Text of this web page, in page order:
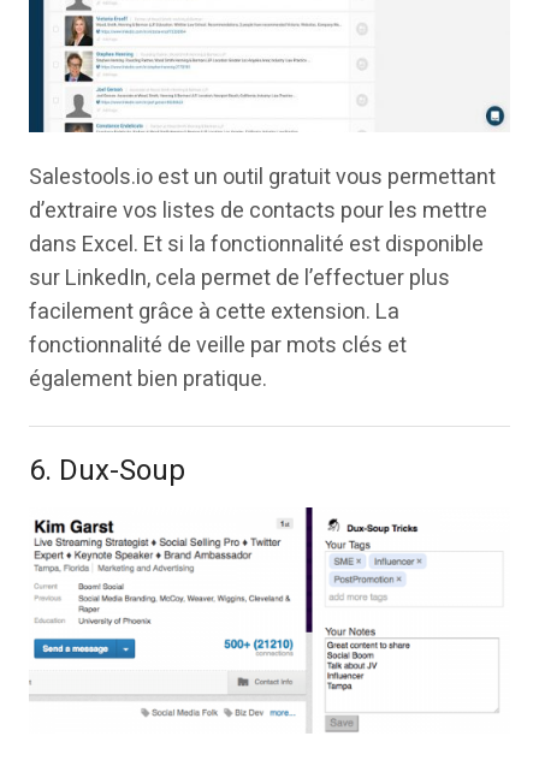
Salestools.io est un outil gratuit vous permettant
d’extraire vos listes de contacts pour les mettre
dans Excel. Et si la fonctionnalité est disponible
sur LinkedIn, cela permet de l’effectuer plus
facilement grâce à cette extension. La
fonctionnalité de veille par mots clés et
également bien pratique.
6. Dux-Soup